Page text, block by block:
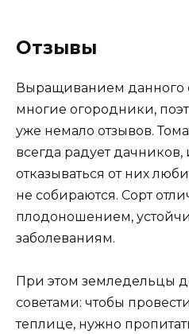
Отзывы
Выращиванием данного
многие огородники,
уже немало отзывов.
всегда радует
отказываться от них
не собираются. Сорт
плодоношением,
заболеваниям.
При этом земледельцы
советами: чтобы
теплице, нужно